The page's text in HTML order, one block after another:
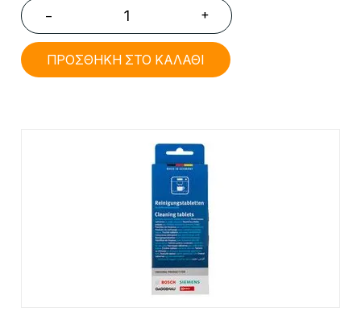
− +
ΠΡΟΣΘΗΚΗ ΣΤΟ ΚΑΛΑΘΙ